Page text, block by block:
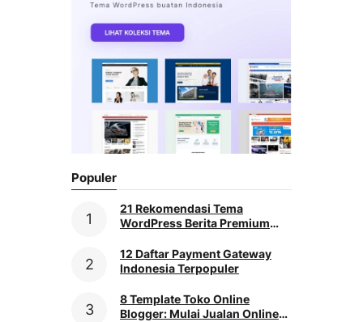
Populer
21 Rekomendasi Tema
WordPress Berita Premium
12 Daftar Payment Gateway
Indonesia Terpopuler
8 Template Toko Online
Blogger: Mulai Jualan Online